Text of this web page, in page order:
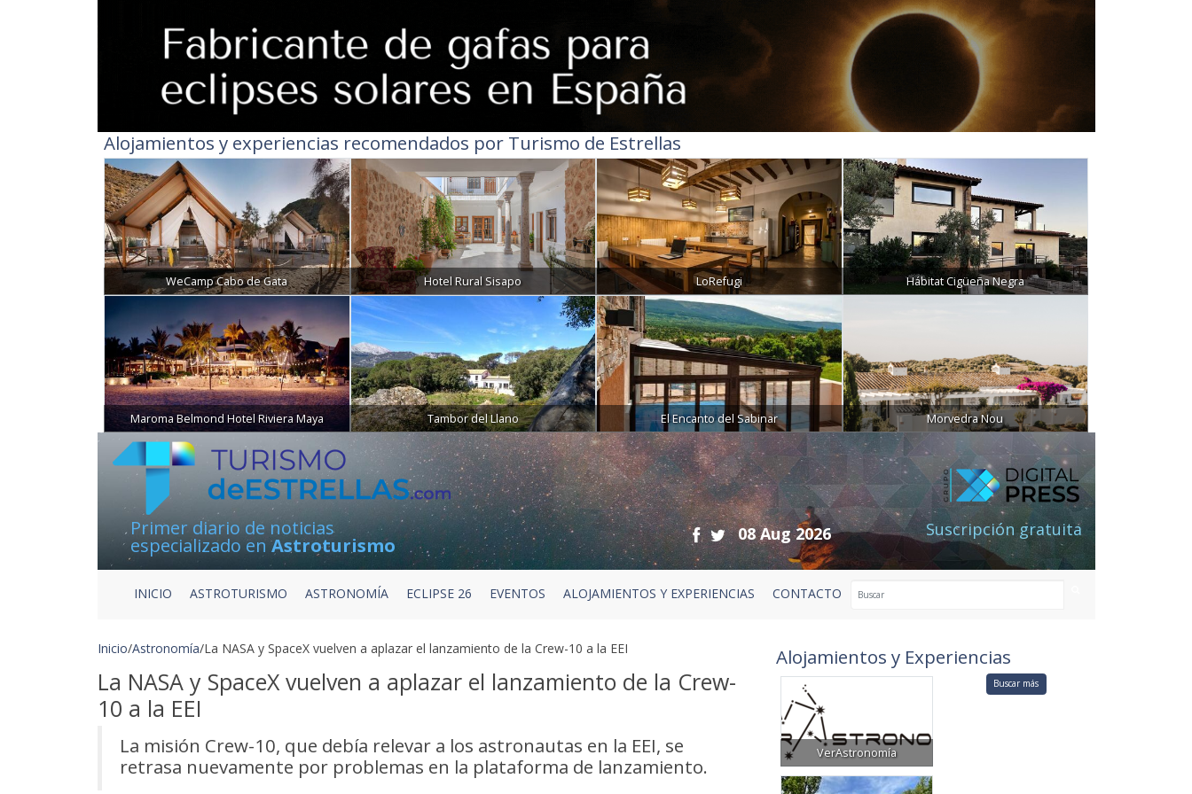
Alojamientos y experiencias recomendados por Turismo de Estrellas
WeCamp Cabo de Gata Hotel Rural Sisapo LoRefugi Hábitat Cigüeña Negra
Maroma Belmond Hotel Riviera Maya Tambor del Llano El Encanto del Sabinar Morvedra Nou
Primer diario de noticias
especializado enAstroturismo
08 Aug 2026 Suscripción gratuita
INICIO ASTROTURISMO ASTRONOMÍA ECLIPSE 26 EVENTOS ALOJAMIENTOS Y EXPERIENCIAS CONTACTO
Inicio/Astronomía/La NASA y SpaceX vuelven a aplazar el lanzamiento de la Crew-10 a la EEI
La NASA y SpaceX vuelven a aplazar el lanzamiento de la Crew-
10 a la EEI
La misión Crew-10, que debía relevar a los astronautas en la EEI, se
retrasa nuevamente por problemas en la plataforma de lanzamiento.
Alojamientos y Experiencias
VerAstronomía
Buscar más